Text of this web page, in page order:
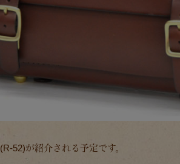
(R-52)が紹介される予定です。